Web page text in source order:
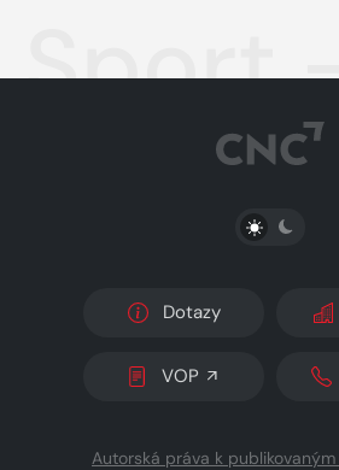
Sport
Dotazy
VOP
Autorská práva k